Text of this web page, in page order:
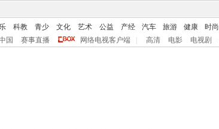
科教 青少 文化 艺术 公益 产经 汽车 旅游 健康 时尚
国 赛事直播 网络电视客户端 高清 电影 电视剧